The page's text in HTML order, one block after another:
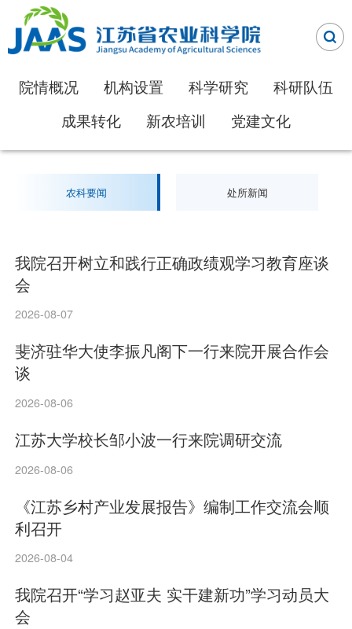
院情概况 机构设置 科学研究
科研队伍
成果转化
新农培训 党建文化
农科要闻 处所新闻
我院召开树立和践行正确政绩观学习教育座谈
会
2026-08-07
斐济驻华大使李振凡阁下一行来院开展合作会
谈
2026-08-06
江苏大学校长邹小波一行来院调研交流
2026-08-06
《江苏乡村产业发展报告》编制工作交流会顺
利召开
2026-08-04
我院召开“学习赵亚夫 实干建新功”学习动员大
会